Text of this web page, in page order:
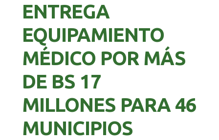
ENTREGA
EQUIPAMIENTO
MÉDICO POR MÁS
DE BS 17
MILLONES PARA 46
MUNICIPIOS